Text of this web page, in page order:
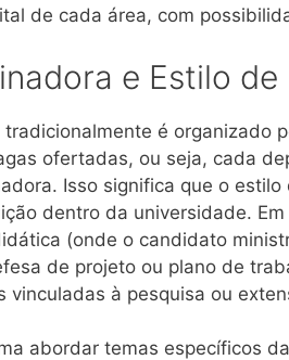
de cada área, com
e Estilo de
tradicionalmente é organizado
ofertadas, ou seja, cada
Isso significa que o
dentro da universidade.
(onde o candidato
de projeto ou plano de
vinculadas à pesquisa ou
abordar temas específicos